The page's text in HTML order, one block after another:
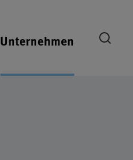
Unternehmen Suche